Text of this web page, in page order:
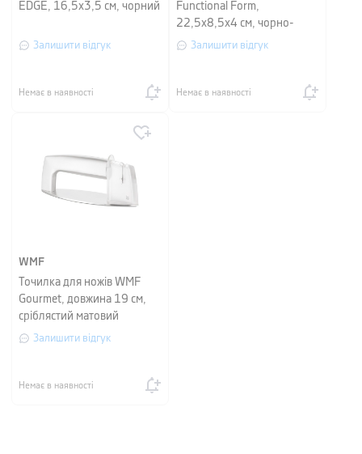
EDGE, 16,5х3,5 см, чорний
Залишити відгук
Немає в наявності
Functional Form,
22,5х8,5х4 см, чорно-
сірийЗалишити відгук
Немає в наявності
WMF
Точилка для ножів WMF
Gourmet, довжина 19 см,
сріблястий матовий
Залишити відгук
Немає в наявності